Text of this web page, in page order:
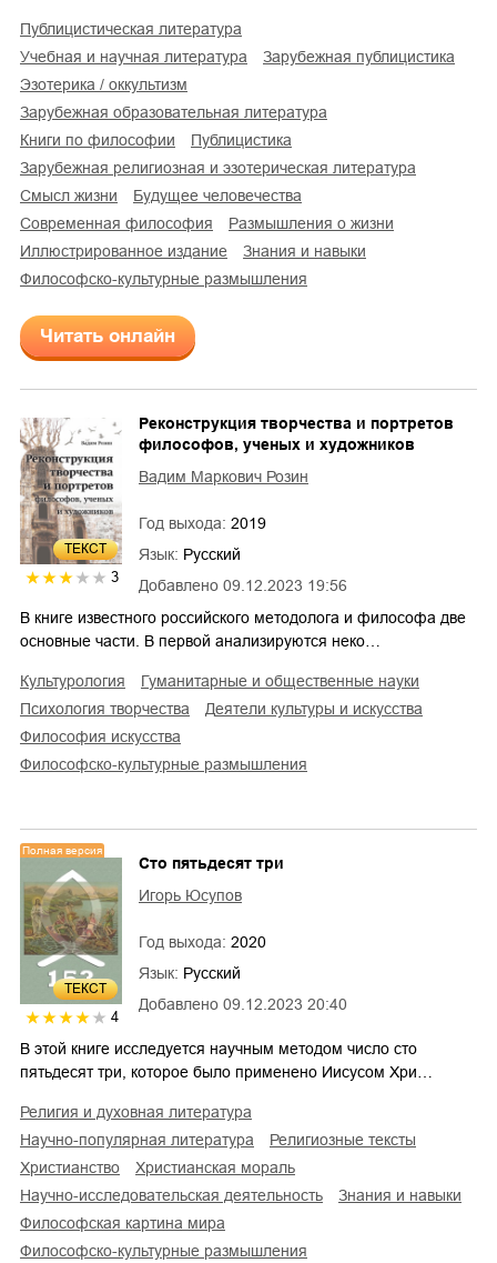
публицистическая литература
учебная и научная литература
зарубежная публицистика
эзотерика / оккультизм
зарубежная образовательная литература
книги по философии
публицистика
зарубежная религиозная и эзотерическая литература
смысл жизни
будущее человечества
современная философия
размышления о жизни
иллюстрированное издание
знания и навыки
философско-культурные размышления
Читать онлайн
ТЕКСТ
3 Добавлено 09.12.2023 19:56
Реконструкция творчества и портретов
философов, ученых и художников
Вадим Маркович Розин
Год выхода: 2019
Язык: Русский
В книге известного российского методолога и философа две
основные части. В первой анализируются неко…
культурология
гуманитарные и общественные науки
психология творчества
деятели культуры и искусства
философия искусства
философско-культурные размышления
ТЕКСТ
Полная версия
4
Добавлено 09.12.2023 20:40
Сто пятьдесят три
Игорь Юсупов
Год выхода: 2020
Язык: Русский
В этой книге исследуется научным методом число сто
пятьдесят три, которое было применено Иисусом Хри…
религия и духовная литература
научно-популярная литература
религиозные тексты
христианство
христианская мораль
научно-исследовательская деятельность
знания и навыки
философская картина мира
философско-культурные размышления